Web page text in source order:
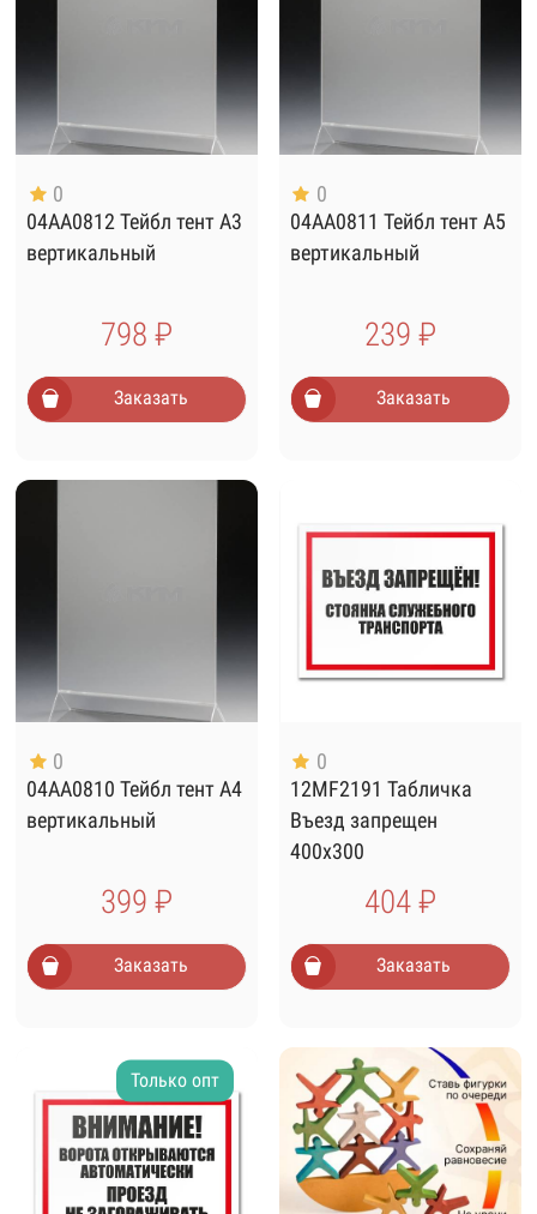
0
04AA0812 Тейбл тент А3
вертикальный
798 ₽
Заказать
0
04AA0811 Тейбл тент А5
вертикальный
239 ₽
Заказать
0
04AA0810 Тейбл тент А4
вертикальный
399 ₽
Заказать
0
12MF2191 Табличка
Въезд запрещен
400х300
404 ₽
Заказать
Только опт